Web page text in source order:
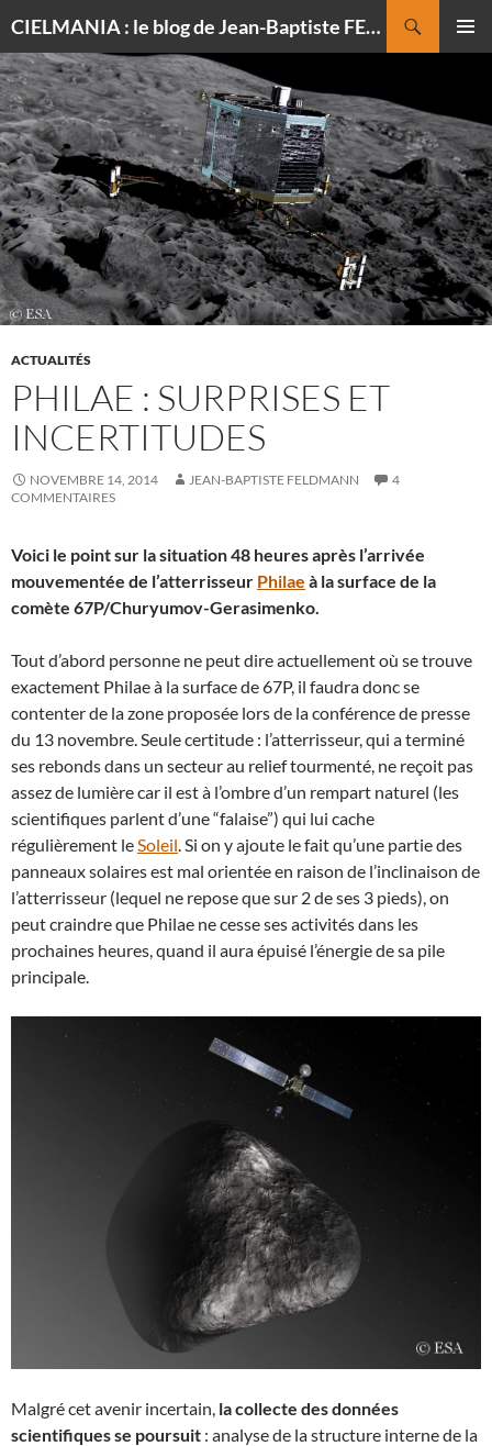
CIELMANIA : le blog de Jean-Baptiste FELDMANN, photographe du ciel
AU
CONTENU
ACTUALITÉS
PHILAE : SURPRISES ET
INCERTITUDES
NOVEMBRE 14, 2014 JEAN-BAPTISTE FELDMANN
4
COMMENTAIRES
Voici le point sur la situation 48 heures après l’arrivée
mouvementée de l’atterrisseur Philae à la surface de la
comète 67P/Churyumov-Gerasimenko.
Tout d’abord personne ne peut dire actuellement où se trouve
exactement Philae à la surface de 67P, il faudra donc se
contenter de la zone proposée lors de la conférence de presse
du 13 novembre. Seule certitude : l’atterrisseur, qui a terminé
ses rebonds dans un secteur au relief tourmenté, ne reçoit pas
assez de lumière car il est à l’ombre d’un rempart naturel (les
scientifiques parlent d’une “falaise”) qui lui cache
régulièrement leSoleil. Si on y ajoute le fait qu’une partie des
panneaux solaires est mal orientée en raison de l’inclinaison de
l’atterrisseur (lequel ne repose que sur 2 de ses 3 pieds), on
peut craindre que Philae ne cesse ses activités dans les
prochaines heures, quand il aura épuisé l’énergie de sa pile
principale.
Malgré cet avenir incertain, la collecte des données
scientifiques se poursuit : analyse de la structure interne de la